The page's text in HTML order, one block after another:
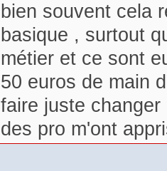
bien souvent cela
basique , surtout
métier et ce sont
50 euros de main
faire juste
des pro m'ont